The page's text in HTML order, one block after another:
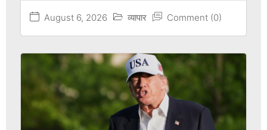
August 6, 2026 व्यापार Comment (0)